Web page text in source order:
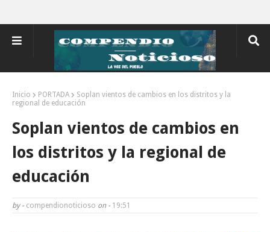
Inicio PORTADA
Soplan vientos de cambios en los distritos y la
regional de educación
Soplan vientos de cambios en
los distritos y la regional de
educación
by - compendionoticioso on - 19:51